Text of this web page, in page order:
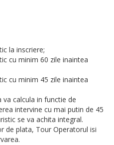
la inscriere;
cu minim 60 zile inaintea
cu minim 45 zile inaintea
calcula in functie de
intervine cu mai putin de 45
se va achita integral.
de plata, Tour Operatorul isi